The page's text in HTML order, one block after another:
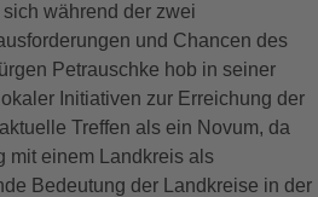
während der zwei
und Chancen des
Petrauschke hob in seiner
Initiativen zur Erreichung der
Treffen als ein Novum, da
mit einem Landkreis als
Bedeutung der Landkreise in der